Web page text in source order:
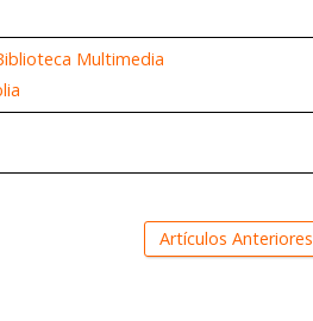
Multimedia
Artículos Anteriores